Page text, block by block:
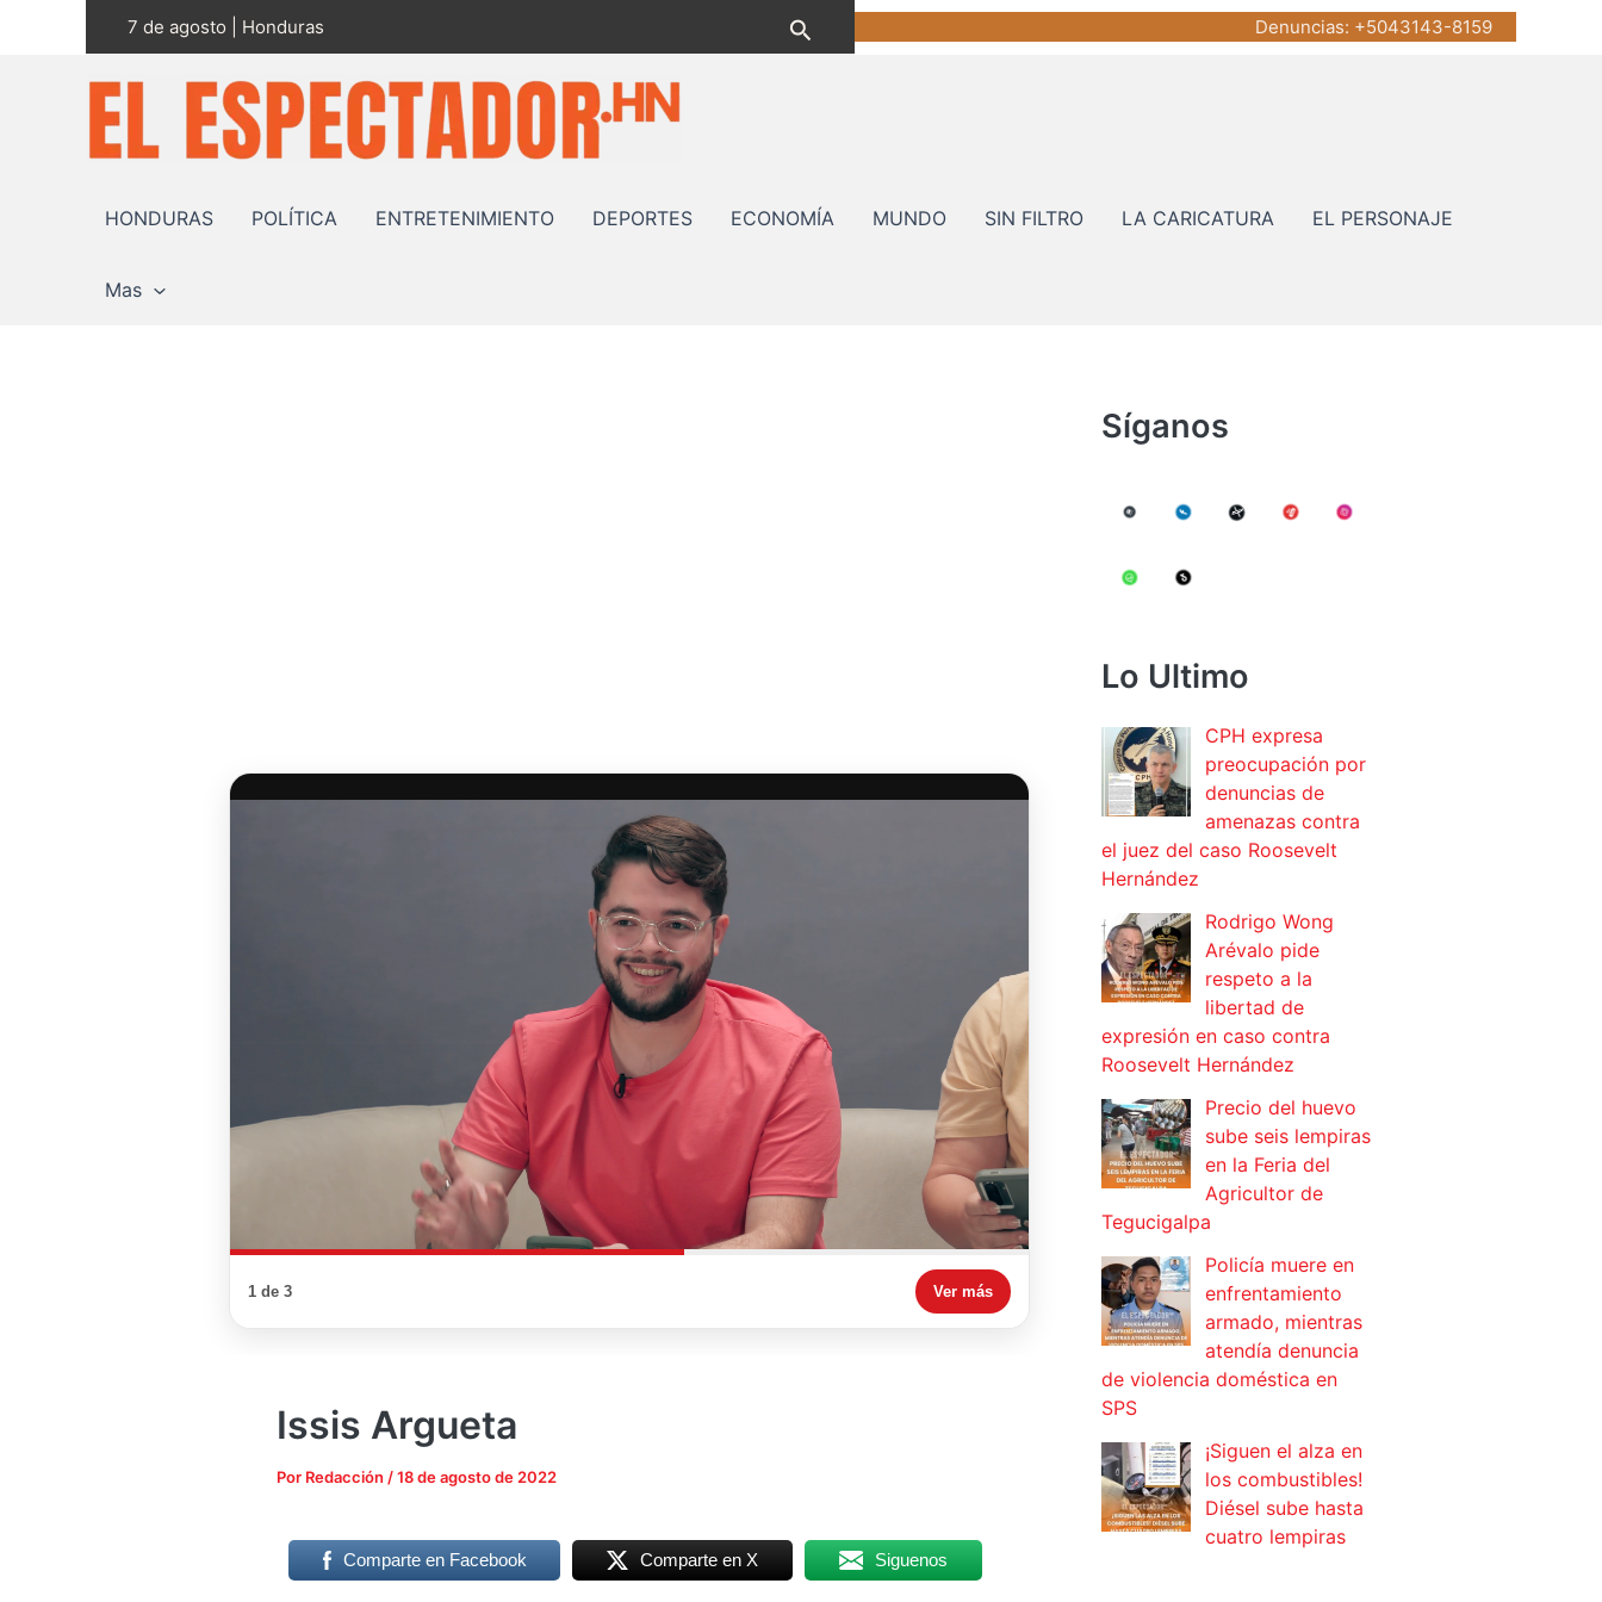
7 de agosto | Honduras Buscar Denuncias: +5043143-8159
HONDURAS POLÍTICA ENTRETENIMIENTO DEPORTES ECONOMÍA MUNDO SIN FILTRO LA CARICATURA EL PERSONAJE
Mas
1 de 3 Ver más
Issis Argueta
Por Redacción /18 de agosto de 2022
Comparte en Facebook Comparte en X Siguenos
Síganos
Lo Ultimo
CPH expresa
preocupación por
denuncias de
amenazas contra
el juez del caso Roosevelt
Hernández
Rodrigo Wong
Arévalo pide
respeto a la
libertad de
expresión en caso contra
Roosevelt Hernández
Precio del huevo
sube seis lempiras
en la Feria del
Agricultor de
Tegucigalpa
Policía muere en
enfrentamiento
armado, mientras
atendía denuncia
de violencia doméstica en
SPS
¡Siguen el alza en
los combustibles!
Diésel sube hasta
cuatro lempiras